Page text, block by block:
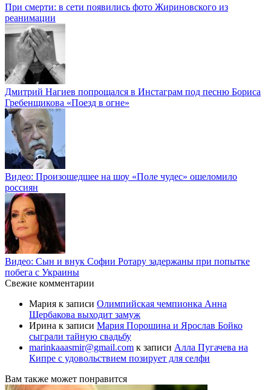
При смерти: в сети появились фото Жириновского из
реанимации
Дмитрий Нагиев попрощался в Инстаграм под песню Бориса
Гребенщикова «Поезд в огне»
Видео: Произошедшее на шоу «Поле чудес» ошеломило
россиян
Видео: Сын и внук Софии Ротару задержаны при попытке
побега с Украины
Свежие комментарии
Мария к записи Олимпийская чемпионка Анна
Щербакова выходит замуж
Ирина к записи Мария Порошина и Ярослав Бойко
сыграли тайную свадьбу
marinkaaasmir@gmail.com к записи Алла Пугачева на
Кипре с удовольствием позирует для селфи
Вам также может понравится